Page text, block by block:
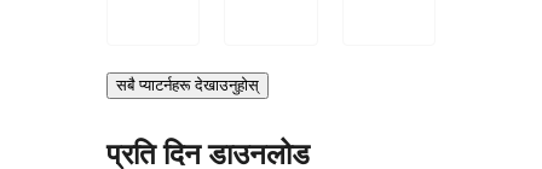
सबै प्याटर्नहरू देखाउनुहोस्
प्रति दिन डाउनलोड